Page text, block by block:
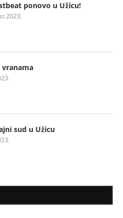
ponovo u Užicu!
2023.
vranama
sud u Užicu